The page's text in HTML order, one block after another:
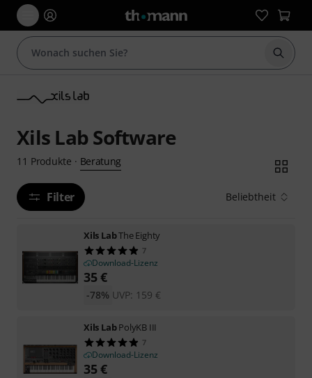
Suche
Xils Lab Software
11 Produkte · Beratung
Filter Beliebtheit
Xils LabThe Eighty
7
Download-Lizenz
35€
UVP: 159 €
-78%
Xils LabPolyKB III
7
Download-Lizenz
35€